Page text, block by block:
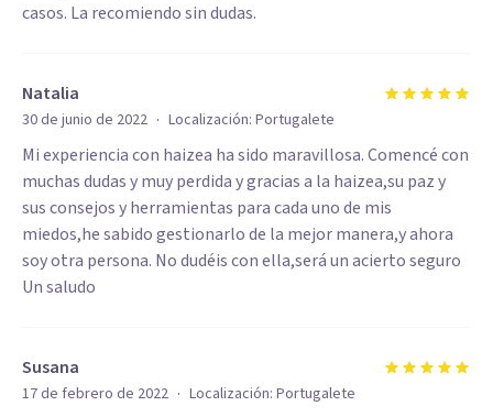
casos. La recomiendo sin dudas.
Natalia
30 de junio de 2022 · Localización: Portugalete
Mi experiencia con haizea ha sido maravillosa. Comencé con
muchas dudas y muy perdida y gracias a la haizea,su paz y
sus consejos y herramientas para cada uno de mis
miedos,he sabido gestionarlo de la mejor manera,y ahora
soy otra persona. No dudéis con ella,será un acierto seguro
Un saludo
Susana
17 de febrero de 2022 · Localización: Portugalete